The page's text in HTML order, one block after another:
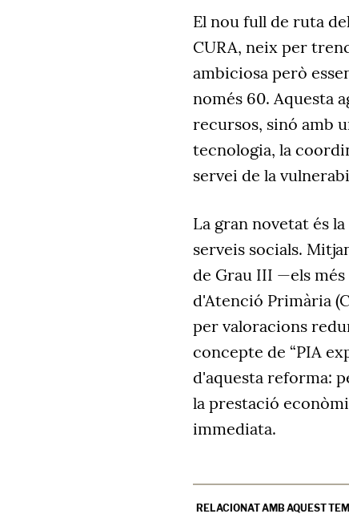
El nou full de ruta
CURA, neix per
ambiciosa però
només 60. Aquesta
recursos, sinó amb
tecnologia, la
servei de la
La gran novetat és
serveis socials.
de Grau III —els
d'Atenció Primària
per valoracions
concepte de “PIA
d'aquesta reforma:
la prestació
immediata.
RELACIONAT AMB AQUEST